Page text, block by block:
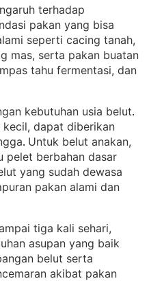
terhadap
pakan yang bisa
seperti cacing tanah,
mas, serta pakan buatan
tahu fermentasi, dan
kebutuhan usia belut
dapat diberikan
. Untuk belut anakan,
pelet berbahan dasar
yang sudah dewasa
pakan alami dan
tiga kali sehari,
asupan yang baik
belut serta
akibat pakan